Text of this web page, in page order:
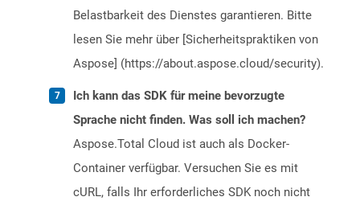
Belastbarkeit des Dienstes garantieren. Bitte
lesen Sie mehr über [Sicherheitspraktiken von
Aspose] (https://about.aspose.cloud/security).
Ich kann das SDK für meine bevorzugte
Sprache nicht finden. Was soll ich machen?
Aspose.Total Cloud ist auch als Docker-
Container verfügbar. Versuchen Sie es mit
cURL, falls Ihr erforderliches SDK noch nicht